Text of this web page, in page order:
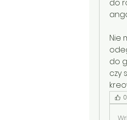
do
Nie
do
czy
0